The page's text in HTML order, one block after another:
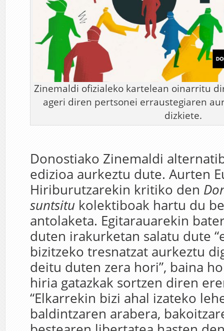
Zinemaldi ofizialeko kartelean oinarritu
ageri diren pertsonei erraustegiaren
dizkiete.
Donostiako Zinemaldi
edizioa aurkeztu dute. Aurten
Hiriburutzarekin kritiko den
suntsitu kolektiboak hartu du
antolaketa. Egitarauarekin
duten irakurketan salatu dute
bizitzeko tresnatzat aurkeztu
deitu duten zera hori”, baina
hiria gatazkak sortzen diren
“Elkarrekin bizi ahal izateko
baldintzaren arabera,